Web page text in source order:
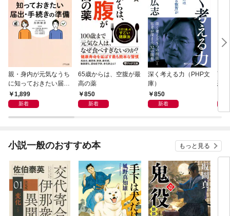
親・身内が元気なうち
に知っておきたい届
出・手続きの準備（き
ずな出版）
1,899
新着
65歳からは、空腹が最
高の薬
850
新着
深く考える力（PHP文
庫）
850
新着
面
恐
小説一般のおすすめ本 もっと見る